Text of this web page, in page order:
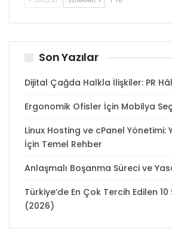
Son Yazılar
Dijital Çağda Halkla İlişkiler: PR
Ergonomik Ofisler İçin Mobilya
Linux Hosting ve cPanel Yönetimi:
İçin Temel Rehber
Anlaşmalı Boşanma Süreci ve
Türkiye’de En Çok Tercih Edilen 10
(2026)